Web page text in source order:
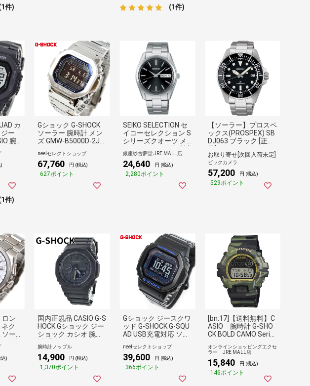
件) (1件)
カ
ー
腕
20
件)
Gショック G-SHOCK
ソーラー 腕時計 メン
ズ GMW-B5000D-2JF
タル シルバー
neelセレクトショップ
67,760 円 (税込)
627ポイント
SEIKO SELECTION セ
イコーセレクション S
シリーズクオーツ メ
銀座紗古夢堂 JRE MALL店
24,640 円 (税込)
2,280ポイント
【ソーラー】プロスペ
ックス(PROSPEX) SB
DJ063 ブラック [正規
お取り寄せ[次回入荷未定]
ビックカメラ
57,200 円 (税込)
529ポイント
ロン
ネク
ソー
込)
国内正規品 CASIO G-S
HOCK Gショック ジー
ショック カシオ 腕時
タル＆アナログ 多機
能 ブラック GA-2100-
1A1JF ビジネス 男性
誕生日ギフト 記念日
クリスマス プレゼン
腕時計ノップル
14,900 円 (税込)
1,370ポイント
Gショック ジースクワ
ッド G-SHOCK G-SQU
AD USB充電対応 ソー
W-H5600-1A2JR ジー
ショック
neelセレクトショップ
39,600 円 (税込)
366ポイント
[bn:17]【送料無料】C
ASIO 腕時計 G-SHO
CK BOLD CAMO Serie
DW-6900CMG-3JF
オンラインショッピングエクセ
ラー JRE MALL店
15,840 円 (税込)
146ポイント